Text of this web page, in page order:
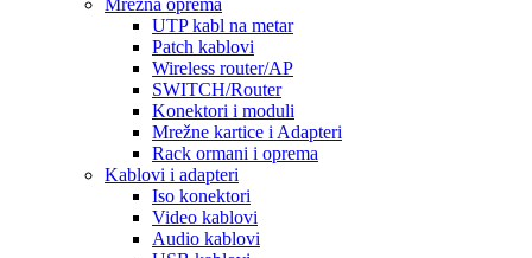
UTP kabl na metar
Patch kablovi
Wireless router/AP
SWITCH/Router
Konektori i moduli
Mrežne kartice i Adapteri
Rack ormani i oprema
Kablovi i adapteri
Iso konektori
Video kablovi
Audio kablovi